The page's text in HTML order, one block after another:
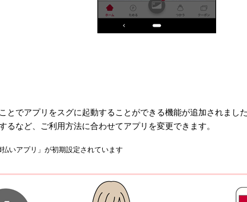
とでアプリをスグに起動することができる機能が追加されまし
るなど、ご利用方法に合わせてアプリを変更できます。
いアプリ」が初期設定されています